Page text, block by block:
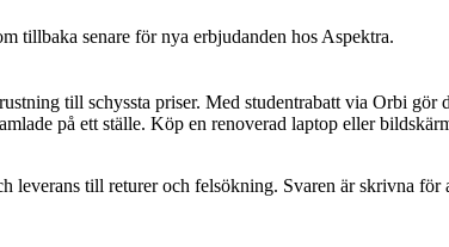
tillbaka senare för nya erbjudanden hos Aspektra.
till schyssta priser. Med studentrabatt via Orbi gör
på ett ställe. Köp en renoverad laptop eller
till returer och felsökning. Svaren är skrivna för